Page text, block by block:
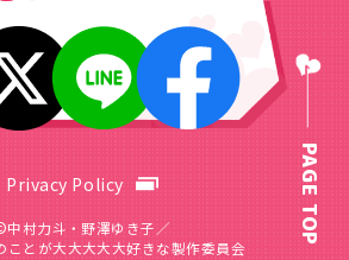
Privacy Policy
村力斗・野澤ゆき子／
ことが大大大大大好きな製作委員会
PAGE TOP